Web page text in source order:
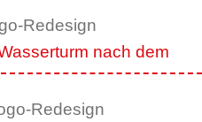
Redesign
Redesign